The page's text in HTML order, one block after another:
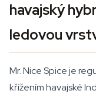
havajský
ledovou
Mr. Nice Spice je
křížením havajské